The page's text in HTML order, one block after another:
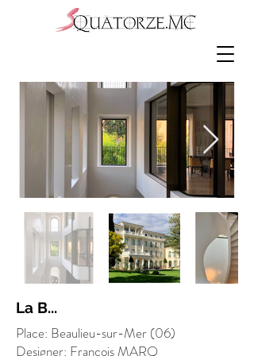
La B...
Place: Beaulieu-sur-Mer (06)
Designer: Francois MARQ